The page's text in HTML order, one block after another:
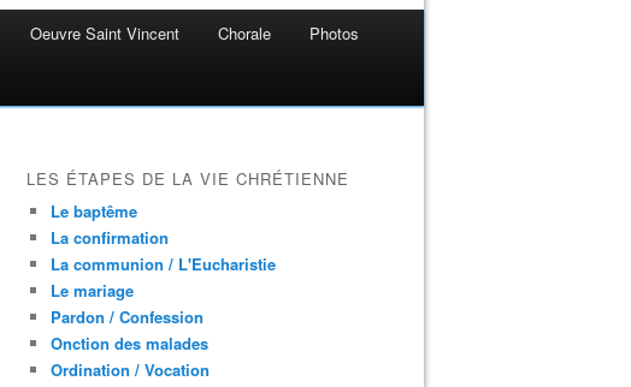
Oeuvre Saint Vincent Chorale Photos
LES ÉTAPES DE LA VIE CHRÉTIENNE
Le baptême
La confirmation
La communion / L'Eucharistie
Le mariage
Pardon / Confession
Onction des malades
Ordination / Vocation